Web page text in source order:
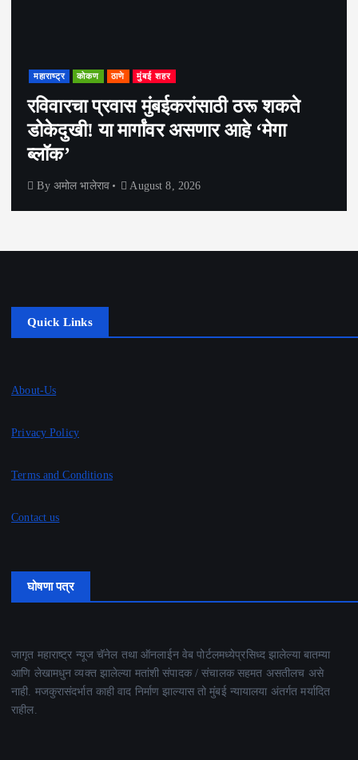
महाराष्ट्र कोकण ठाणे मुंबई शहर
रविवारचा प्रवास मुंबईकरांसाठी ठरू शकते
डोकेदुखी! या मार्गांवर असणार आहे ‘मेगा
ब्लॉक’
By अमोल भालेराव August 8, 2026
Quick Links
About-Us
Privacy Policy
Terms and Conditions
Contact us
घोषणा पत्र
जागृत महाराष्ट्र न्यूज चॅनेल तथा ऑनलाईन वेब पोर्टलमध्येप्रसिध्द झालेल्या बातम्या
आणि लेखामधुन व्यक्त झालेल्या मतांशी संपादक / संचालक सहमत असतीलच असे
नाही. मजकुरासंदर्भात काही वाद निर्माण झाल्यास तो मुंबई न्यायालया अंतर्गत मर्यादित
राहील.